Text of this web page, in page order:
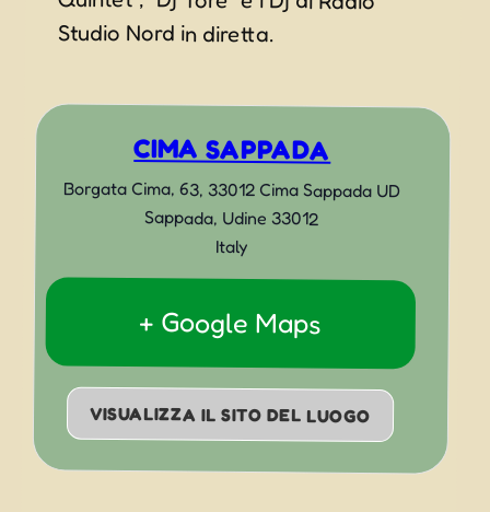
Studio Nord in diretta.
CIMA SAPPADA
Borgata Cima, 63, 33012 Cima Sappada UD
Sappada, Udine 33012
Italy
+ Google Maps
VISUALIZZA IL SITO DEL LUOGO